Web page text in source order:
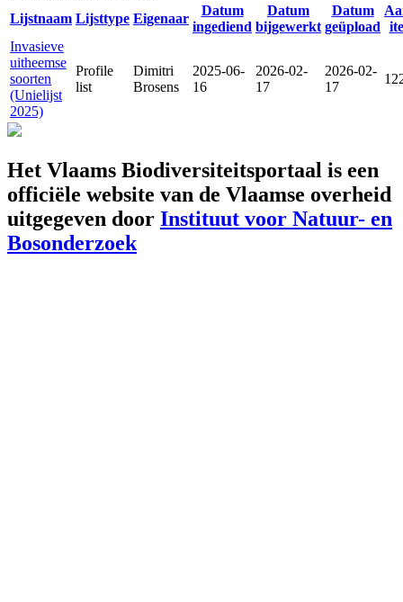
Lijstnaam Lijsttype Eigenaar
Datum
ingediend
Datum
bijgewerkt
Datum
geüpload
Invasieve
uitheemse
soorten
(Unielijst
2025)
Profile
list
Dimitri
Brosens
2025-06-
16
2026-02-
17
2026-02-
17
Het Vlaams Biodiversiteitsportaal is een
officiële website van de Vlaamse overheid
uitgegeven door Instituut voor Natuur- en
Bosonderzoek